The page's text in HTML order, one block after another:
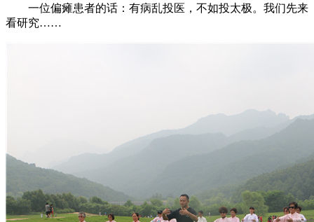
一位偏瘫患者的话：有病乱投医，不如投太极。我们先来
看研究……